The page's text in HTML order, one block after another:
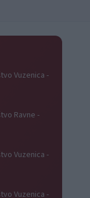
Vuzenica -
Ravne -
Vuzenica -
Vuzenica -